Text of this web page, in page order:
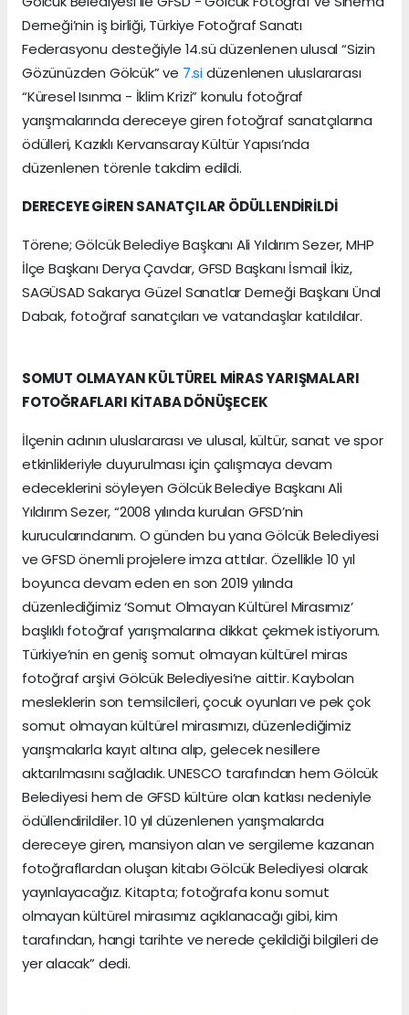
Derneği’nin iş birliği, Türkiye Fotoğraf Sanatı
Federasyonu desteğiyle 14.sü düzenlenen ulusal “Sizin
Gözünüzden Gölcük” ve 7.sidüzenlenen uluslararası
“Küresel Isınma - İklim Krizi” konulu fotoğraf
yarışmalarında dereceye giren fotoğraf sanatçılarına
ödülleri, Kazıklı Kervansaray Kültür Yapısı’nda
düzenlenen törenle takdim edildi.
DERECEYE GİREN SANATÇILAR ÖDÜLLENDİRİLDİ
Törene; Gölcük Belediye Başkanı Ali Yıldırım Sezer, MHP
İlçe Başkanı Derya Çavdar, GFSD Başkanı İsmail İkiz,
SAGÜSAD Sakarya Güzel Sanatlar Derneği Başkanı Ünal
Dabak, fotoğraf sanatçıları ve vatandaşlar katıldılar.
SOMUT OLMAYAN KÜLTÜREL MİRAS YARIŞMALARI
FOTOĞRAFLARI KİTABA DÖNÜŞECEK
İlçenin adının uluslararası ve ulusal, kültür, sanat ve spor
etkinlikleriyle duyurulması için çalışmaya devam
edeceklerini söyleyen Gölcük Belediye Başkanı Ali
Yıldırım Sezer, “2008 yılında kurulan GFSD’nin
kurucularındanım. O günden bu yana Gölcük Belediyesi
ve GFSD önemli projelere imza attılar. Özellikle 10 yıl
boyunca devam eden en son 2019 yılında
düzenlediğimiz ‘Somut Olmayan Kültürel Mirasımız’
başlıklı fotoğraf yarışmalarına dikkat çekmek istiyorum.
Türkiye’nin en geniş somut olmayan kültürel miras
fotoğraf arşivi Gölcük Belediyesi’ne aittir. Kaybolan
mesleklerin son temsilcileri, çocuk oyunları ve pek çok
somut olmayan kültürel mirasımızı, düzenlediğimiz
yarışmalarla kayıt altına alıp, gelecek nesillere
aktarılmasını sağladık. UNESCO tarafından hem Gölcük
Belediyesi hem de GFSD kültüre olan katkısı nedeniyle
ödüllendirildiler. 10 yıl düzenlenen yarışmalarda
dereceye giren, mansiyon alan ve sergileme kazanan
fotoğraflardan oluşan kitabı Gölcük Belediyesi olarak
yayınlayacağız. Kitapta; fotoğrafa konu somut
olmayan kültürel mirasımız açıklanacağı gibi, kim
tarafından, hangi tarihte ve nerede çekildiği bilgileri de
yer alacak” dedi.